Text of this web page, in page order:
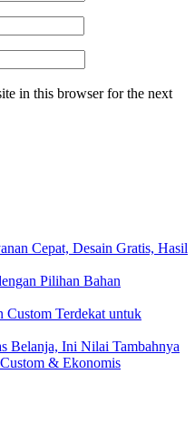
in this browser for the next
Cepat, Desain Gratis, Hasil
Pilihan Bahan
Custom Terdekat untuk
Belanja, Ini Nilai Tambahnya
& Ekonomis